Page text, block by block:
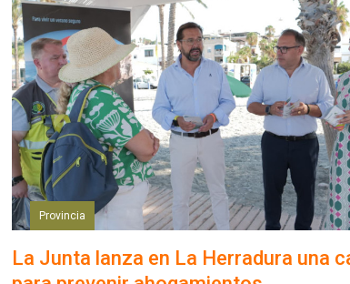
Provincia
La Junta lanza en La Herradura una